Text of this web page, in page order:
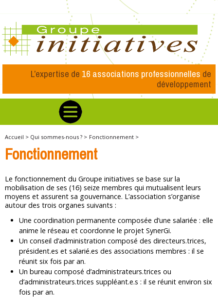
L’expertise de 16 associations professionnelles de
développement
Accueil > Qui sommes-nous ? > Fonctionnement >
Fonctionnement
Le fonctionnement du Groupe initiatives se base sur la
mobilisation de ses (16) seize membres qui mutualisent leurs
moyens et assurent sa gouvernance. L’association s’organise
autour des trois organes suivants :
Une coordination permanente composée d’une salariée : elle
anime le réseau et coordonne le projet SynerGi.
Un conseil d’administration composé des directeurs.trices,
président.es et salarié.es des associations membres : il se
réunit six fois par an.
Un bureau composé d’administrateurs.trices ou
d’administrateurs.trices suppléant.e.s : il se réunit environ six
fois par an.